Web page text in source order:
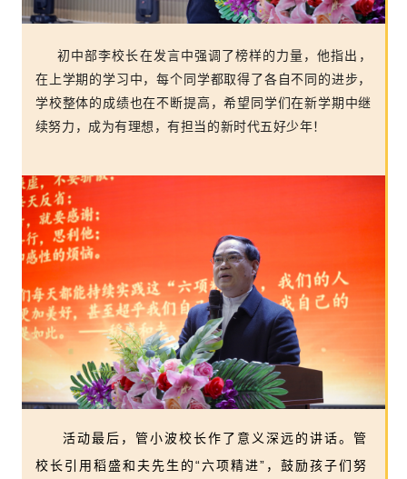
初中部李校长在发言中强调了榜样的力量，他指出，
在上学期的学习中，每个同学都取得了各自不同的进步，
学校整体的成绩也在不断提高，希望同学们在新学期中继
续努力，成为有理想，有担当的新时代五好少年！
活动最后，管小波校长作了意义深远的讲话。管
校长引用稻盛和夫先生的“六项精进”，鼓励孩子们努